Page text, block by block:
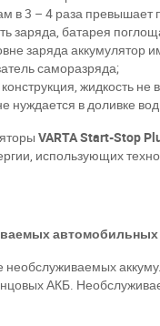
в 3 – 4 раза
заряда, батарея
заряда аккумулятор
саморазряда;
жидкость не
нуждается в доливке
VARTA Start-Stop
использующих
автомобильных
АКБ.
в Viber